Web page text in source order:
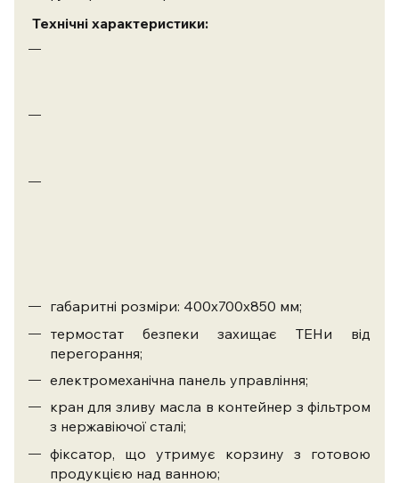
Технічні характеристики:
габаритні розміри: 400х700х850 мм;
термостат безпеки захищає ТЕНи від
перегорання;
електромеханічна панель управління;
кран для зливу масла в контейнер з фільтром
з нержавіючої сталі;
фіксатор, що утримує корзину з готовою
продукцією над ванною;